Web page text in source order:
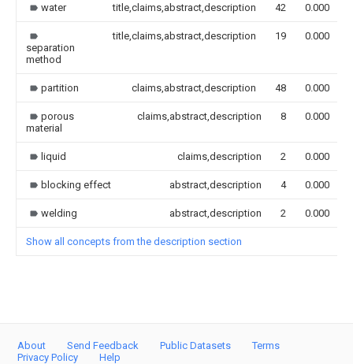
water title,claims,abstract,description 42 0.000
separation
method
title,claims,abstract,description 19 0.000
partition claims,abstract,description 48 0.000
porous
material
claims,abstract,description 8 0.000
liquid claims,description 2 0.000
blocking effect abstract,description 4 0.000
welding abstract,description 2 0.000
Show all concepts from the description section
About Send Feedback Public Datasets
Terms
Privacy Policy
Help